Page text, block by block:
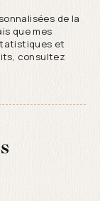
de la
que mes
et
consultez